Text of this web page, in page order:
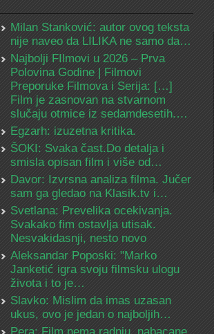
Milan Stanković: autor ovog teksta
nije naveo da LILIKA ne samo da…
Najbolji FIlmovi u 2026 – Prva
Polovina Godine | Filmovi
Preporuke Filmova i Serija: […]
Film je zasnovan na stvarnom
slučaju otmice iz sedamdesetih.…
Egzarh: izuzetna kritika.
ŠOKI: Svaka čast.Do detalja i
smisla opisan film i više od…
Davor: Izvrsna analiza filma. Jučer
sam ga gledao na Klasik.tv i…
Svetlana: Prevelika ocekivanja.
Svakako fim ostavlja utisak.
Nesvakidasnji, nesto novo
Aleksandar Poposki: "Marko
Janketić igra svoju filmsku ulogu
života i to je…
Slavko: Mislim da imas uzasan
ukus, ovo je jedan o najboljih…